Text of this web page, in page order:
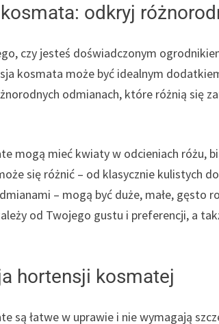
odkryj
czy jesteś doświadczonym
kosmata może być idealnym
odmianach, które różnią się
mogą mieć kwiaty w odcieniach różu,
się różnić – od klasycznie kulistych
– mogą być duże, małe, gęsto
od Twojego gustu i preferencji, a
hortensji kosmatej
są łatwe w uprawie i nie wymagają